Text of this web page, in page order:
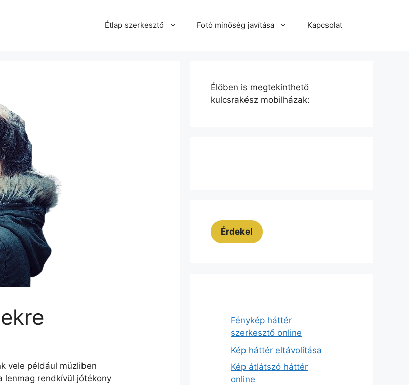
Étlap szerkesztő Fotó minőség javítása Kapcsolat
vele például müzliben
lenmag rendkívül jótékony
Élőben is megtekinthető
kulcsrakész mobilházak:
Érdekel
Fénykép háttér
szerkesztő online
Kép háttér eltávolítása
Kép átlátszó háttér
online